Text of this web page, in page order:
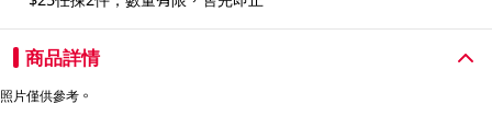
商品詳情
照片僅供參考。